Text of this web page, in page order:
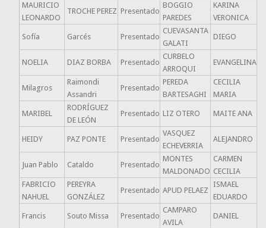
MAURICIO
LEONARDO
TROCHE PEREZ Presentado
BOGGIO
PAREDES
KARINA
VERONICA
Sofía Garcés Presentado
CUEVASANTA
GALATI
DIEGO
NOELIA DIAZ BORBA Presentado
CURBELO
ARROQUI
EVANGELINA
Milagros
Raimondi
Assandri
Presentado
PEREDA
BARTESAGHI
CECILIA
MARIA
MARIBEL
RODRÍGUEZ
DE LEÓN
Presentado LIZ OTERO MAITE ANA
HEIDY PAZ PONTE Presentado
VASQUEZ
ECHEVERRIA
ALEJANDRO
Juan Pablo Cataldo Presentado
MONTES
MALDONADO
CARMEN
CECILIA
FABRICIO
NAHUEL
PEREYRA
GONZÁLEZ
Presentado APUD PELAEZ
ISMAEL
EDUARDO
Francis Souto Missa Presentado
CAMPARO
AVILA
DANIEL